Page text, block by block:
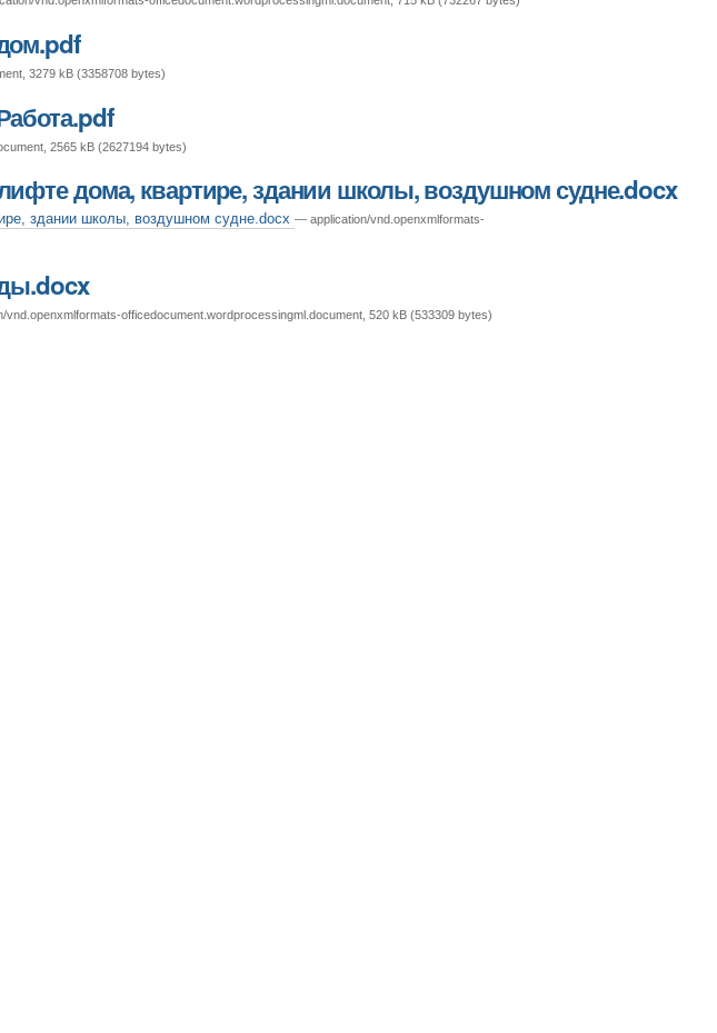
3279 kB (3358708 bytes)
2565 kB (2627194 bytes)
дома, квартире, здании школы, воздушном судне.docx
здании школы, воздушном судне.docx— application/vnd.openxmlformats-
vnd.openxmlformats-officedocument.wordprocessingml.document, 520 kB (533309 bytes)